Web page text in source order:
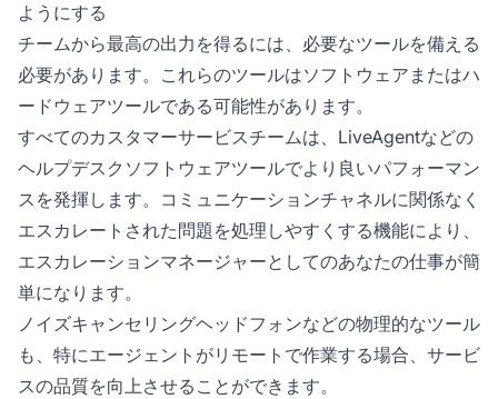
ようにする
チームから最高の出力を得るには、必要なツールを備える
必要があります。これらのツールはソフトウェアまたはハ
ードウェアツールである可能性があります。
すべてのカスタマーサービスチームは、LiveAgentなどの
ヘルプデスクソフトウェアツールでより良いパフォーマン
スを発揮します。コミュニケーションチャネルに関係なく
エスカレートされた問題を処理しやすくする機能により、
エスカレーションマネージャーとしてのあなたの仕事が簡
単になります。
ノイズキャンセリングヘッドフォンなどの物理的なツール
も、特にエージェントがリモートで作業する場合、サービ
スの品質を向上させることができます。